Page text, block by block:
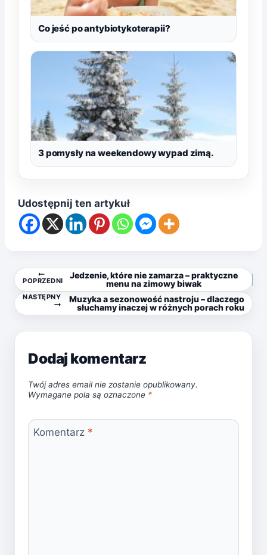
Co jeść po antybiotykoterapii?
3 pomysły na weekendowy wypad zimą.
Udostępnij ten artykuł
Nawigacja
wpisu
POPRZEDNI
Jedzenie, które nie zamarza – praktyczne
menu na zimowy biwak
NASTĘPNY
Muzyka a sezonowość nastroju – dlaczego
słuchamy inaczej w różnych porach roku
Dodaj komentarz
Twój adres email nie zostanie opublikowany.
Wymagane pola są oznaczone *
Komentarz *